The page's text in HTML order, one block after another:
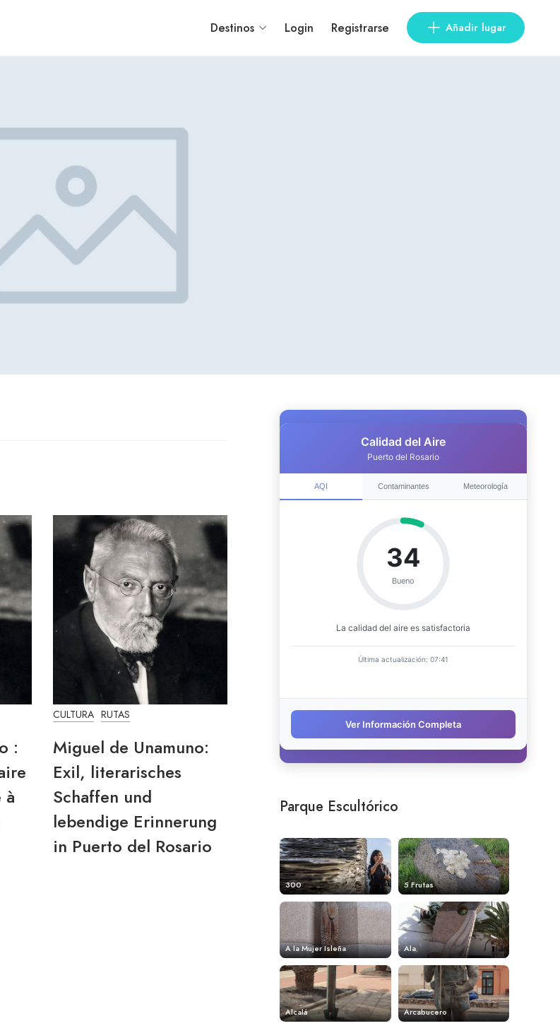
Destinos Login Registrarse Añadir lugar
:
à
CULTURA RUTAS
Miguel de Unamuno:
Exil, literarisches
Schaffen und
lebendige Erinnerung
in Puerto del Rosario
Parque Escultórico
300 5 Frutas
A la Mujer Isleña Ala
Alcalá Arcabucero